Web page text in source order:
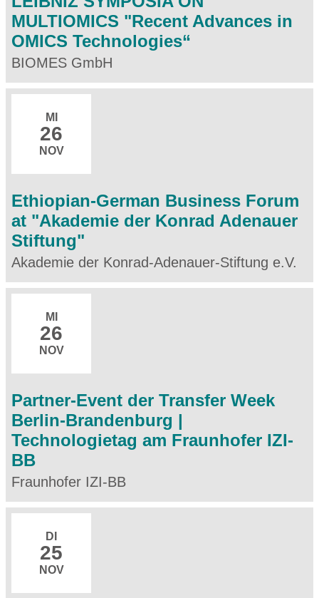
MULTIOMICS "Recent Advances in
OMICS Technologies“
BIOMES GmbH
MI
26
NOV
Ethiopian-German Business Forum
at "Akademie der Konrad Adenauer
Stiftung"
Akademie der Konrad-Adenauer-Stiftung e.V.
MI
26
NOV
Partner-Event der Transfer Week
Berlin-Brandenburg |
Technologietag am Fraunhofer IZI-
BB
Fraunhofer IZI-BB
DI
25
NOV